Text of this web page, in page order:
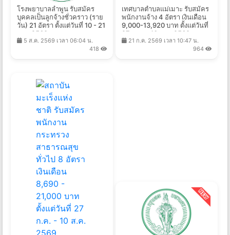
โรงพยาบาลลำพูน รับสมัคร
บุคคลเป็นลูกจ้างชั่วคราว (ราย
วัน) 21 อัตรา ตั้งแต่วันที่ 10 - 21
ส.ค. 2569
5 ส.ค. 2569 เวลา 06:04 น.
418
เทศบาลตำบลแม่เมาะ รับสมัคร
พนักงานจ้าง 4 อัตรา เงินเดือน
9,000-13,920 บาท ตั้งแต่วันที่
27 ก.ค. - 10 ส.ค. 2569
21 ก.ค. 2569 เวลา 10:47 น.
964